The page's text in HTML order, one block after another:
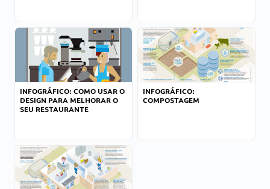
INFOGRÁFICO: COMO USAR O
DESIGN PARA MELHORAR O
SEU RESTAURANTE
INFOGRÁFICO:
COMPOSTAGEM